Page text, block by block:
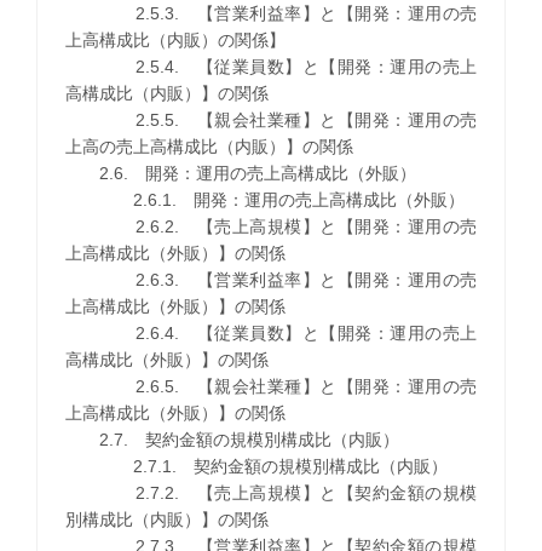
2.5.3. 【営業利益率】と【開発：運用の売
上高構成比（内販）の関係】
2.5.4. 【従業員数】と【開発：運用の売上
高構成比（内販）】の関係
2.5.5. 【親会社業種】と【開発：運用の売
上高の売上高構成比（内販）】の関係
2.6. 開発：運用の売上高構成比（外販）
2.6.1. 開発：運用の売上高構成比（外販）
2.6.2. 【売上高規模】と【開発：運用の売
上高構成比（外販）】の関係
2.6.3. 【営業利益率】と【開発：運用の売
上高構成比（外販）】の関係
2.6.4. 【従業員数】と【開発：運用の売上
高構成比（外販）】の関係
2.6.5. 【親会社業種】と【開発：運用の売
上高構成比（外販）】の関係
2.7. 契約金額の規模別構成比（内販）
2.7.1. 契約金額の規模別構成比（内販）
2.7.2. 【売上高規模】と【契約金額の規模
別構成比（内販）】の関係
2.7.3. 【営業利益率】と【契約金額の規模